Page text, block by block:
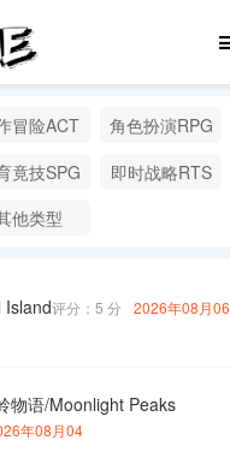
冒险ACT 角色扮演RPG
竟技SPG 即时战略RTS
他类型
Island评分：5 分 2026年08月06
物语/Moonlight Peaks
年08月04